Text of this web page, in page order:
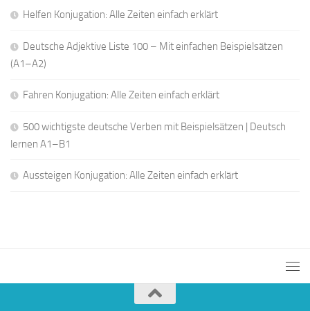
Helfen Konjugation: Alle Zeiten einfach erklärt
Deutsche Adjektive Liste 100 – Mit einfachen Beispielsätzen
(A1–A2)
Fahren Konjugation: Alle Zeiten einfach erklärt
500 wichtigste deutsche Verben mit Beispielsätzen | Deutsch
lernen A1–B1
Aussteigen Konjugation: Alle Zeiten einfach erklärt